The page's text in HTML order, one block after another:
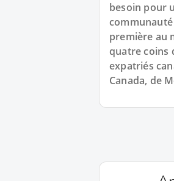
besoin pour
communauté
première au
quatre coins
expatriés
Canada, de